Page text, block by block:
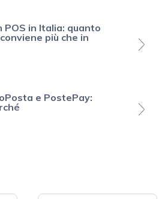
in Italia: quanto
più che in
e PostePay: